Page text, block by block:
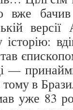
вже
історію:
—
тому в
уже 83